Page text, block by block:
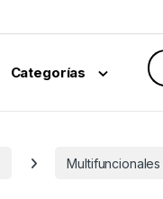
Categorías
Multifuncionales